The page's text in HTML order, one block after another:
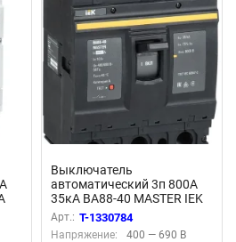
Выключатель
автоматический 3п 800А
35кА ВА88-40 MASTER IEK
SVA50-3-0800-02
Арт.: T-1330784
Напряжение:
400 — 690 В